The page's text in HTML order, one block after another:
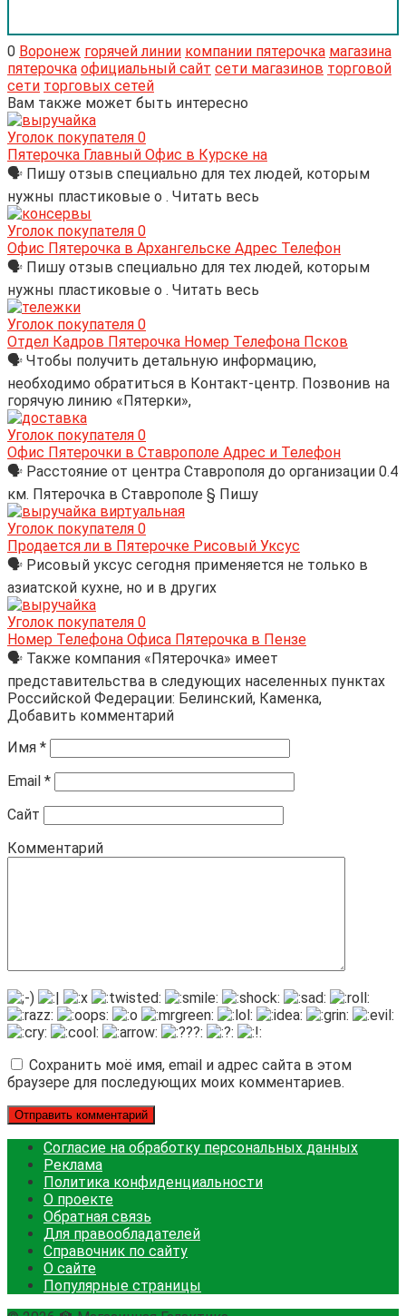
0 Воронеж горячей линии компании пятерочка магазина
пятерочка официальный сайт сети магазинов торговой
сети торговых сетей
Вам также может быть интересно
Уголок покупателя 0
Пятерочка Главный Офис в Курске на
🗣 Пишу отзыв специально для тех людей, которым
нужны пластиковые о . Читать весь
Уголок покупателя 0
Офис Пятерочка в Архангельске Адрес Телефон
🗣 Пишу отзыв специально для тех людей, которым
нужны пластиковые о . Читать весь
Уголок покупателя 0
Отдел Кадров Пятерочка Номер Телефона Псков
🗣 Чтобы получить детальную информацию,
необходимо обратиться в Контакт-центр. Позвонив на
горячую линию «Пятерки»,
Уголок покупателя 0
Офис Пятерочки в Ставрополе Адрес и Телефон
🗣 Расстояние от центра Ставрополя до организации 0.4
км. Пятерочка в Ставрополе § Пишу
Уголок покупателя 0
Продается ли в Пятерочке Рисовый Уксус
🗣 Рисовый уксус сегодня применяется не только в
азиатской кухне, но и в других
Уголок покупателя 0
Номер Телефона Офиса Пятерочка в Пензе
🗣 Также компания «Пятерочка» имеет
представительства в следующих населенных пунктах
Российской Федерации: Белинский, Каменка,
Добавить комментарий
Имя *
Email *
Сайт
Комментарий
Сохранить моё имя, email и адрес сайта в этом
браузере для последующих моих комментариев.
Согласие на обработку персональных данных
Реклама
Политика конфиденциальности
О проекте
Обратная связь
Для правообладателей
Справочник по сайту
О сайте
Популярные страницы